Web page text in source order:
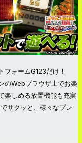
フォームG123だけ！
のWebブラウザ上でお楽
楽しめる放置機能も充実
サクッと、様々なプレ